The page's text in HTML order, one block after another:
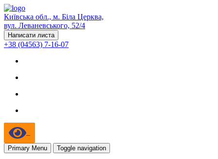
Київська обл., м. Біла Церква,
вул. Леваневського, 52/4
Написати листа
+38 (04563) 7-16-07
Primary Menu Toggle navigation